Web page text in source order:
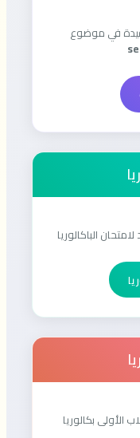
في موضوع
الباكالوريا
الأولى بكالوريا